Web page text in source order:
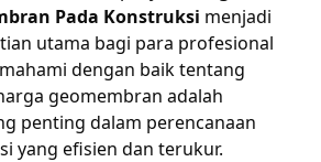
Pada Konstruksi menjadi
utama bagi para profesional
dengan baik tentang
geomembran adalah
penting dalam perencanaan
yang efisien dan terukur.